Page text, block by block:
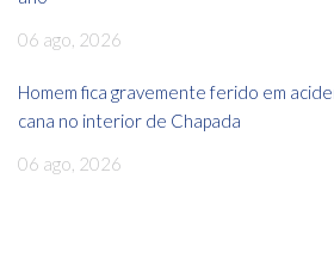
06 ago, 2026
Homem fica gravemente ferido em
cana no interior de Chapada
06 ago, 2026